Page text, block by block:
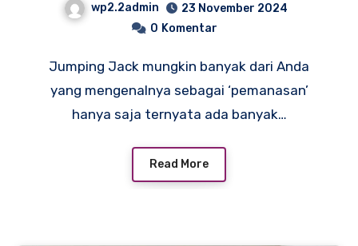
wp2.2admin
23 November 2024
0 Komentar
Jumping Jack mungkin banyak dari Anda
yang mengenalnya sebagai ‘pemanasan’
hanya saja ternyata ada banyak…
Read More